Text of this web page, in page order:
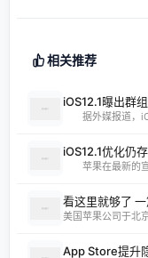
相关推荐
iOS12.1曝出群
据外媒报道，
iOS12.1优化仍
苹果在最新的宣
看这里就够了
美国苹果公司于北
App Store提升